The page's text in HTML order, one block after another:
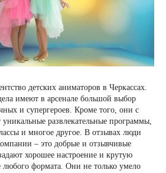
детских аниматоров в Черкассах.
имеют в арсенале большой выбор
и супергероев. Кроме того, они с
уникальные развлекательные программы,
и многое другое. В отзывах люди
– это добрые и отзывчивые
хорошее настроение и крутую
любого формата. Они не только умело